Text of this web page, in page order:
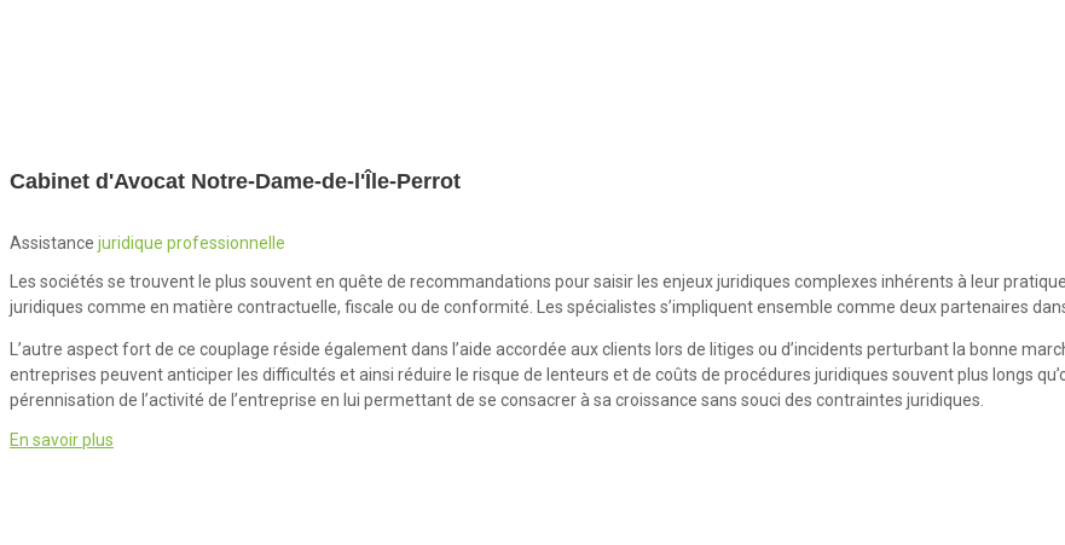
Cabinet d'Avocat Notre-Dame-de-l'Île-Perrot
Assistance juridique professionnelle
Les sociétés se trouvent le plus souvent en quête de recommandations pour saisir les enjeux juridiques complexes inhérents à leur
juridiques comme en matière contractuelle, fiscale ou de conformité. Les spécialistes s’impliquent ensemble comme deux partenaires
L’autre aspect fort de ce couplage réside également dans l’aide accordée aux clients lors de litiges ou d’incidents perturbant la bonne
entreprises peuvent anticiper les difficultés et ainsi réduire le risque de lenteurs et de coûts de procédures juridiques souvent plus longs
pérennisation de l’activité de l’entreprise en lui permettant de se consacrer à sa croissance sans souci des contraintes juridiques.
En savoir plus